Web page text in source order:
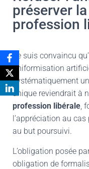
préserver
profession
Je suis convaincu
uniformisation
systématiquement
unique reviendrait à
profession libérale,
l’appréciation au
au but poursuivi.
L’obligation posée
obligation de